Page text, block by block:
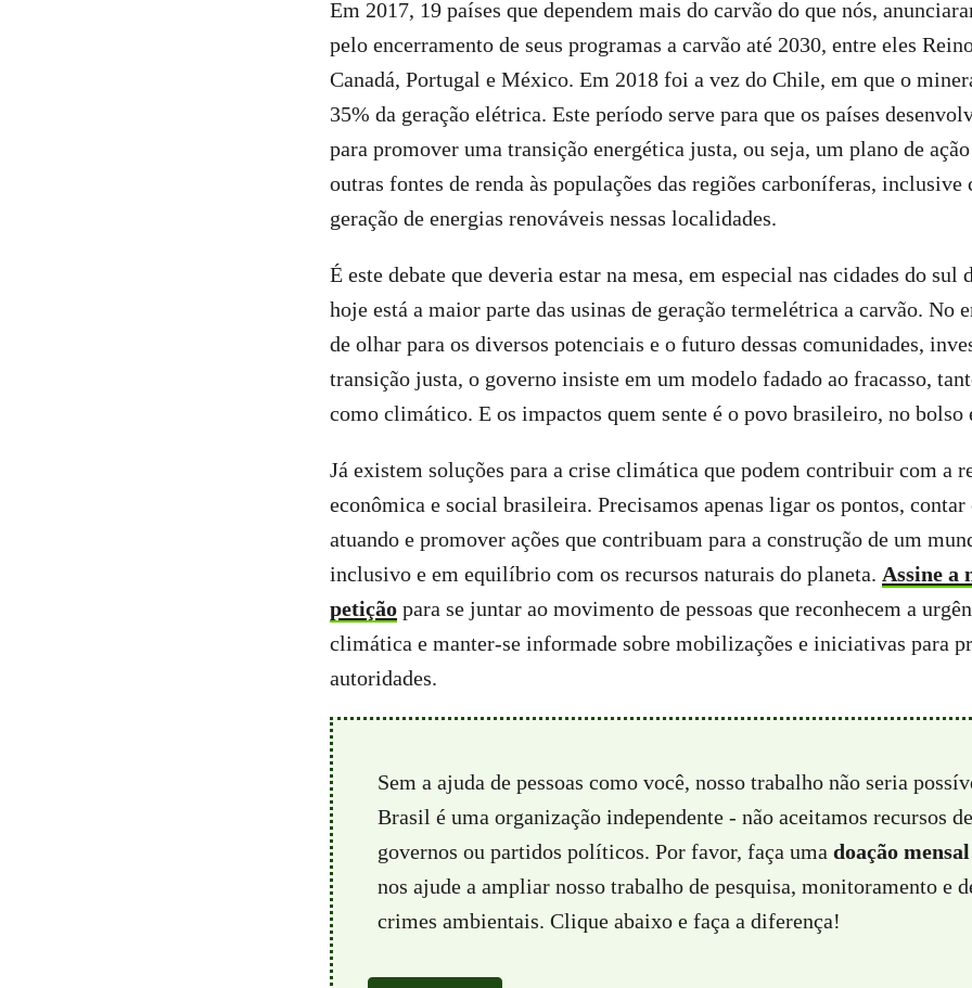
Em 2017, 19 países que dependem mais do carvão do que nós,
pelo encerramento de seus programas a carvão até 2030, entre eles
Canadá, Portugal e México. Em 2018 foi a vez do Chile, em que o
35% da geração elétrica. Este período serve para que os países
para promover uma transição energética justa, ou seja, um plano de
outras fontes de renda às populações das regiões carboníferas,
geração de energias renováveis nessas localidades.
É este debate que deveria estar na mesa, em especial nas cidades do sul
hoje está a maior parte das usinas de geração termelétrica a carvão. No
de olhar para os diversos potenciais e o futuro dessas comunidades,
transição justa, o governo insiste em um modelo fadado ao fracasso,
como climático. E os impactos quem sente é o povo brasileiro, no bolso
Já existem soluções para a crise climática que podem contribuir com a
econômica e social brasileira. Precisamos apenas ligar os pontos,
atuando e promover ações que contribuam para a construção de um
inclusivo e em equilíbrio com os recursos naturais do planeta. Assine a
petição para se juntar ao movimento de pessoas que reconhecem a
climática e manter-se informade sobre mobilizações e iniciativas para
autoridades.
Sem a ajuda de pessoas como você, nosso trabalho não seria
Brasil é uma organização independente - não aceitamos recursos
governos ou partidos políticos. Por favor, faça uma doação mensal
nos ajude a ampliar nosso trabalho de pesquisa, monitoramento e
crimes ambientais. Clique abaixo e faça a diferença!